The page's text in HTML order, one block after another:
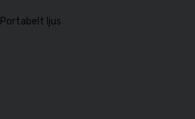
Portabelt ljus